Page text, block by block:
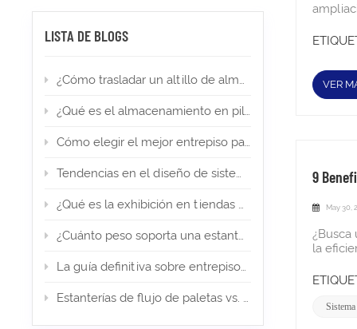
menos
laVER
9
May 30,
¿Busca
la
Lista
de la
LISTA DE BLOGS
¿Cómo trasladar un altillo de almacén a una nueva ubicación?
¿Qué es el almacenamiento en pilas altas? Tipos, aplicaciones y permisos
Cómo elegir el mejor entrepiso para su almacén de comercio electrónico
Tendencias en el diseño de sistemas de estanterías en 2026
¿Qué es la exhibición en tiendas minoristas? Tipos, diseño e importancia
¿Cuánto peso soporta una estantería para palets? (Guía de expertos)
La guía definitiva sobre entrepisos en almacenes y almacenamiento industrial en 2026
Estanterías de flujo de paletas vs. estanterías Push Back: ¿cuál es la adecuada para el almacenamiento de alta densidad?